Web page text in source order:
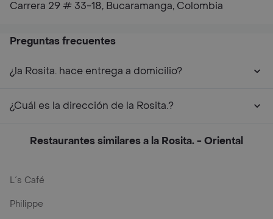
Carrera 29 # 33-18, Bucaramanga, Colombia
Preguntas frecuentes
¿la Rosita. hace entrega a domicilio?
¿Cuál es la dirección de la Rosita.?
Restaurantes similares a la Rosita. - Oriental
L´s Café
Philippe